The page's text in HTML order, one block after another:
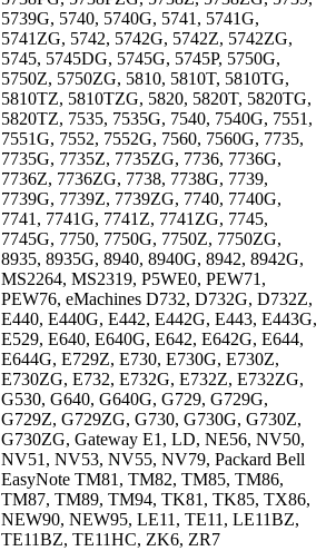
5739G, 5740, 5740G, 5741, 5741G,
5741ZG, 5742, 5742G, 5742Z, 5742ZG,
5745, 5745DG, 5745G, 5745P, 5750G,
5750Z, 5750ZG, 5810, 5810T, 5810TG,
5810TZ, 5810TZG, 5820, 5820T, 5820TG,
5820TZ, 7535, 7535G, 7540, 7540G, 7551,
7551G, 7552, 7552G, 7560, 7560G, 7735,
7735G, 7735Z, 7735ZG, 7736, 7736G,
7736Z, 7736ZG, 7738, 7738G, 7739,
7739G, 7739Z, 7739ZG, 7740, 7740G,
7741, 7741G, 7741Z, 7741ZG, 7745,
7745G, 7750, 7750G, 7750Z, 7750ZG,
8935, 8935G, 8940, 8940G, 8942, 8942G,
MS2264, MS2319, P5WE0, PEW71,
PEW76, eMachines D732, D732G, D732Z,
E440, E440G, E442, E442G, E443, E443G,
E529, E640, E640G, E642, E642G, E644,
E644G, E729Z, E730, E730G, E730Z,
E730ZG, E732, E732G, E732Z, E732ZG,
G530, G640, G640G, G729, G729G,
G729Z, G729ZG, G730, G730G, G730Z,
G730ZG, Gateway E1, LD, NE56, NV50,
NV51, NV53, NV55, NV79, Packard Bell
EasyNote TM81, TM82, TM85, TM86,
TM87, TM89, TM94, TK81, TK85, TX86,
NEW90, NEW95, LE11, TE11, LE11BZ,
TE11BZ, TE11HC, ZK6, ZR7